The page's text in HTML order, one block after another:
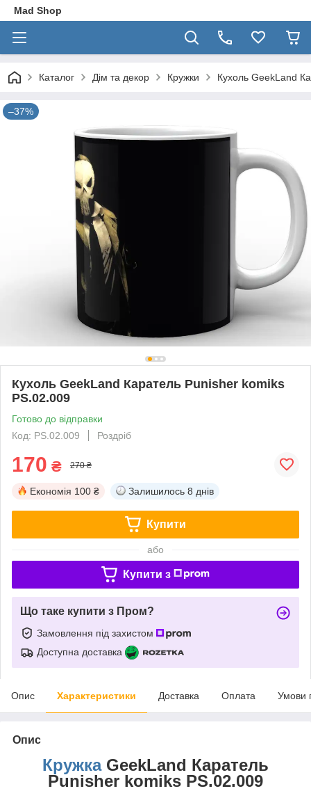
Mad Shop
Каталог Дім та декор Кружки Кухоль GeekLand
–37%
Кухоль GeekLand Каратель Punisher komiks
PS.02.009
Готово до відправки
Код: PS.02.009
Роздріб
170 ₴ 270 ₴
Економія 100 ₴ Залишилось 8 днів
Купити
або
Купити з
Що таке купити з Пром?
Замовлення під захистом
Доступна доставка
Опис Характеристики Доставка Оплата Умови
Опис
КружкаGeekLand Каратель
Punisher komiks PS.02.009